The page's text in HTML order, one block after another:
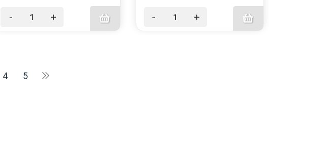
- + - +
4 5